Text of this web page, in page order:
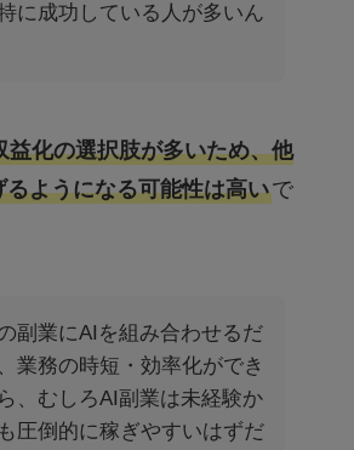
に成功している人が多いん
益化の選択肢が多いため、他
ようになる可能性は高いで
副業にAIを組み合わせるだ
業務の時短・効率化ができ
、むしろAI副業は未経験か
圧倒的に稼ぎやすいはずだ